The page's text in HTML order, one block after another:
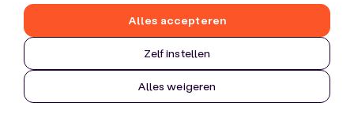
Zelf instellen
Alles weigeren
Alles accepteren